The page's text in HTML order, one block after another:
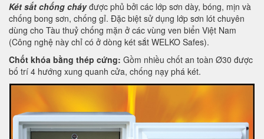
Két sắt chống cháyđược phủ bởi các lớp sơn dày, bóng, mịn và
chống bong sơn, chống gỉ. Đặc biệt sử dụng lớp sơn lót chuyên
dùng cho Tàu thuỷ chống mặn ở các vùng ven biển Việt Nam
(Công nghệ này chỉ có ở dòng két sắt WELKO Safes).
Chốt khóa bằng thép cứng: Gồm nhiều chốt an toàn Ø30 được
bố trí 4 hướng xung quanh cửa, chống nạy phá két.